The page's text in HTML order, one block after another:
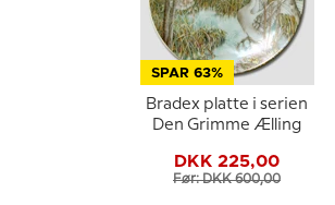
SPAR 63%
Bradex platte i serien
Den Grimme Ælling
DKK 225,00
Før: DKK 600,00